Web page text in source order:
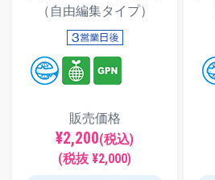
（自由編集タイプ）
販売価格
¥2,200(税込)
(税抜 ¥2,000)